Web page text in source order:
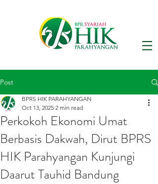
Post
Perkokoh Ekonomi Umat
Berbasis Dakwah, Dirut BPRS
HIK Parahyangan Kunjungi
Daarut Tauhid Bandung
BPRS HIK PARAHYANGAN
Oct 13, 2025 2 min read